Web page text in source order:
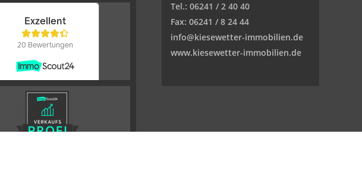
Tel.: 06241 / 2 40 40
Fax: 06241 / 8 24 44
info@kiesewetter-immobilien.de
www.kiesewetter-immobilien.de